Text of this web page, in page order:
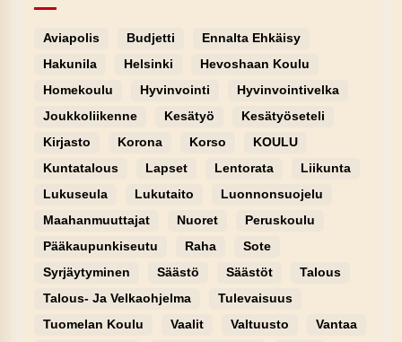
Aviapolis Budjetti
Ennalta Ehkäisy
Hakunila
Helsinki
Hevoshaan Koulu
Homekoulu
Hyvinvointi
Hyvinvointivelka
Joukkoliikenne
Kesätyö
Kesätyöseteli
Kirjasto
Korona Korso
KOULU
Kuntatalous
Lapset Lentorata
Liikunta
Lukuseula
Lukutaito
Luonnonsuojelu
Maahanmuuttajat
Nuoret
Peruskoulu
Pääkaupunkiseutu
Raha
Sote
Syrjäytyminen
Säästö Säästöt
Talous
Talous- Ja Velkaohjelma
Tulevaisuus
Tuomelan Koulu
Vaalit Valtuusto
Vantaa